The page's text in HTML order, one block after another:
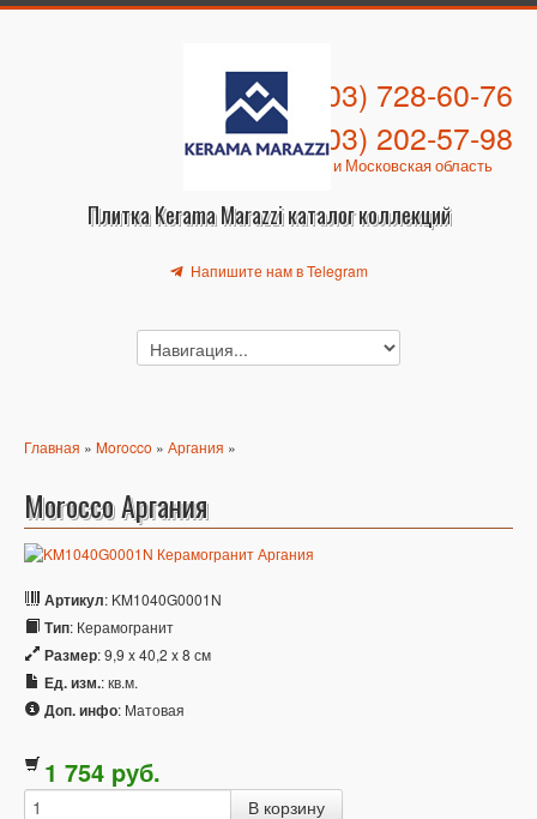
Плитка Kerama Marazzi каталог коллекций
+7 (903) 728-60-76
+7 (903) 202-57-98
Москва и Московская область
Напишите нам в Telegram
Главная » Morocco » Аргания »
Morocco Аргания
Артикул: KM1040G0001N
Тип: Керамогранит
Размер: 9,9 x 40,2 x 8 см
Ед. изм.: кв.м.
Доп. инфо: Матовая
1 754 pуб.